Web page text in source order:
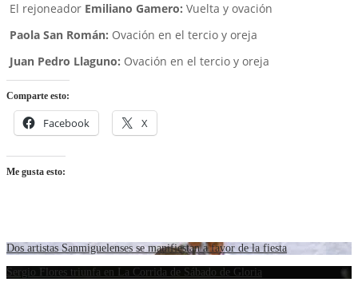
El rejoneador Emiliano Gamero: Vuelta y ovación
Paola San Román: Ovación en el tercio y oreja
Juan Pedro Llaguno: Ovación en el tercio y oreja
Comparte esto:
Facebook X
Me gusta esto:
Dos artistas Sanmiguelenses se manifiestan a favor de la fiesta
Sergio Flores triunfa en La Corrida de Sábado de Gloria